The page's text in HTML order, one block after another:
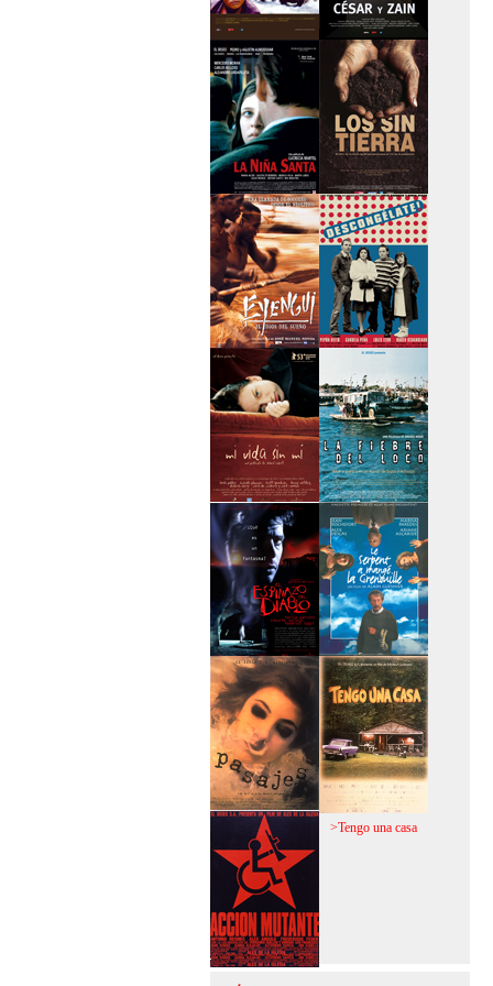
>Caravan >César y Zain
>La niña santa >Los sin tierra
>Eyengui, El Dios
del sueño
>Mi vida sin mi >La fiebre del loco
>El espinazo del
diablo
>A trabajar!
>Pasajes >Tengo una casa
>Acción mutante